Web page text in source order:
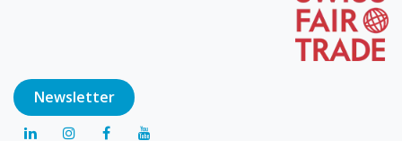
Newsl​​​​etter